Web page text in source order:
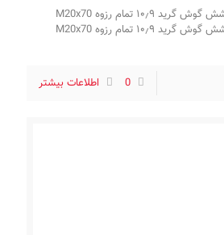
اندازه و نقشه پیچ سر شش گوش گرید ۱۰٫۹ تمام رزوه M20x70
اندازه و نقشه پیچ سر شش گوش گرید ۱۰٫۹ تمام رزوه M20x70
0 اطلاعات بیشتر